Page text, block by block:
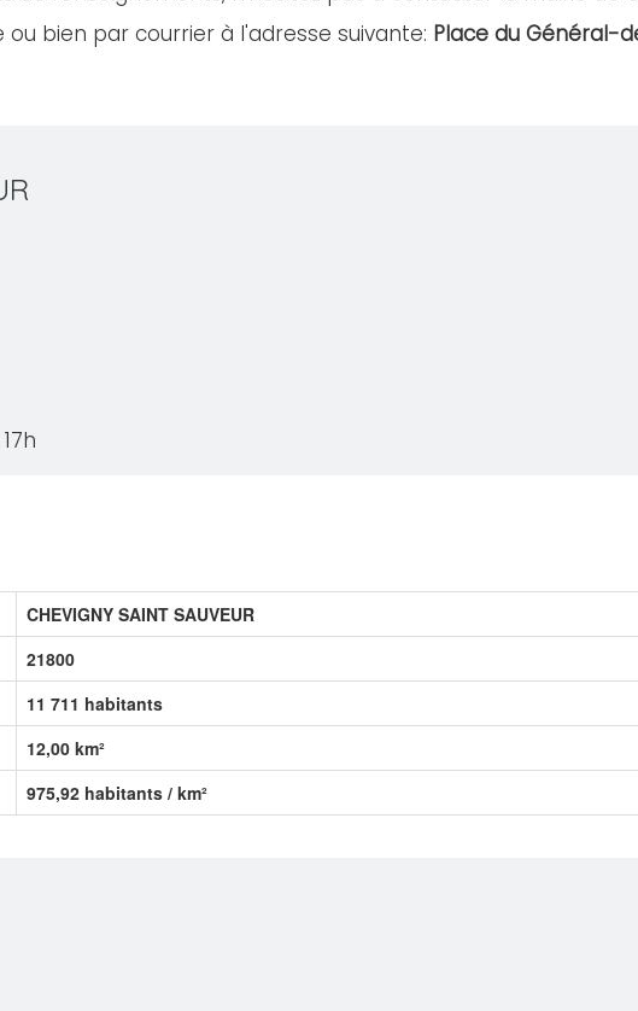
bien par courrier à l'adresse suivante: Place du Général-
CHEVIGNY SAINT SAUVEUR
21800
11 711 habitants
12,00 km²
975,92 habitants / km²